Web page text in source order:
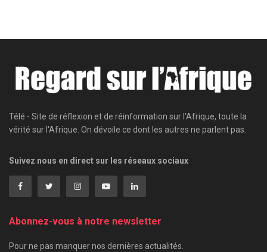
Télé - Site de réflexion et de réinformation sur l'Afrique, toute la
vérité sur l'Afrique. On dévoile ce dont les autres ne parlent pas.
Suivez nous en direct sur les réseaux sociaux
Abonnez-vous à notre newsletter
Pour ne pas manquer nos dernières actualités.